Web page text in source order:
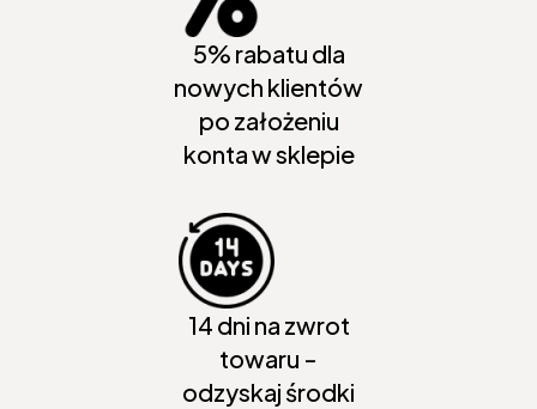
5% rabatu dla
nowych klientów
po założeniu
konta w sklepie
14 dni na zwrot
towaru -
odzyskaj środki